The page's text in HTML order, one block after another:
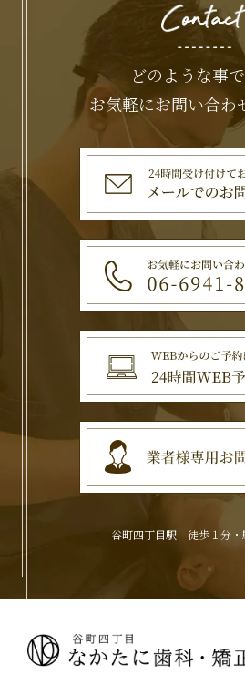
どのような事で
お気軽にお問い合わ
谷町四丁目駅 徒歩１分・